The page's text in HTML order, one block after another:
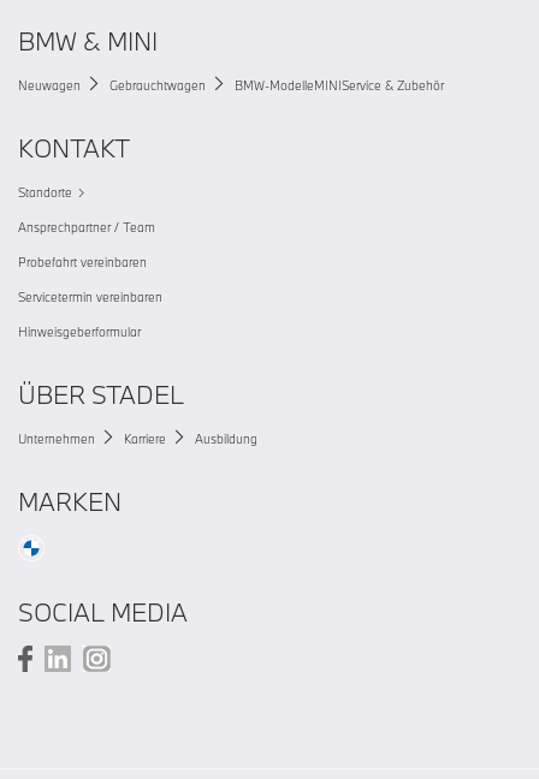
BMW & MINI
Neuwagen Gebrauchtwagen BMW-ModelleMINIService & Zubehör
KONTAKT
Standorte
Ansprechpartner / Team
Probefahrt vereinbaren
Servicetermin vereinbaren
Hinweisgeberformular
ÜBER STADEL
Unternehmen Karriere Ausbildung
MARKEN
SOCIAL MEDIA